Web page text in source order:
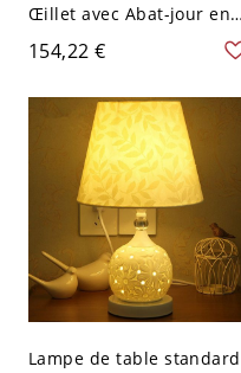
Œillet avec Abat-jour en
Céramique, 110V-120V
154,22 €
Lampe de table standard